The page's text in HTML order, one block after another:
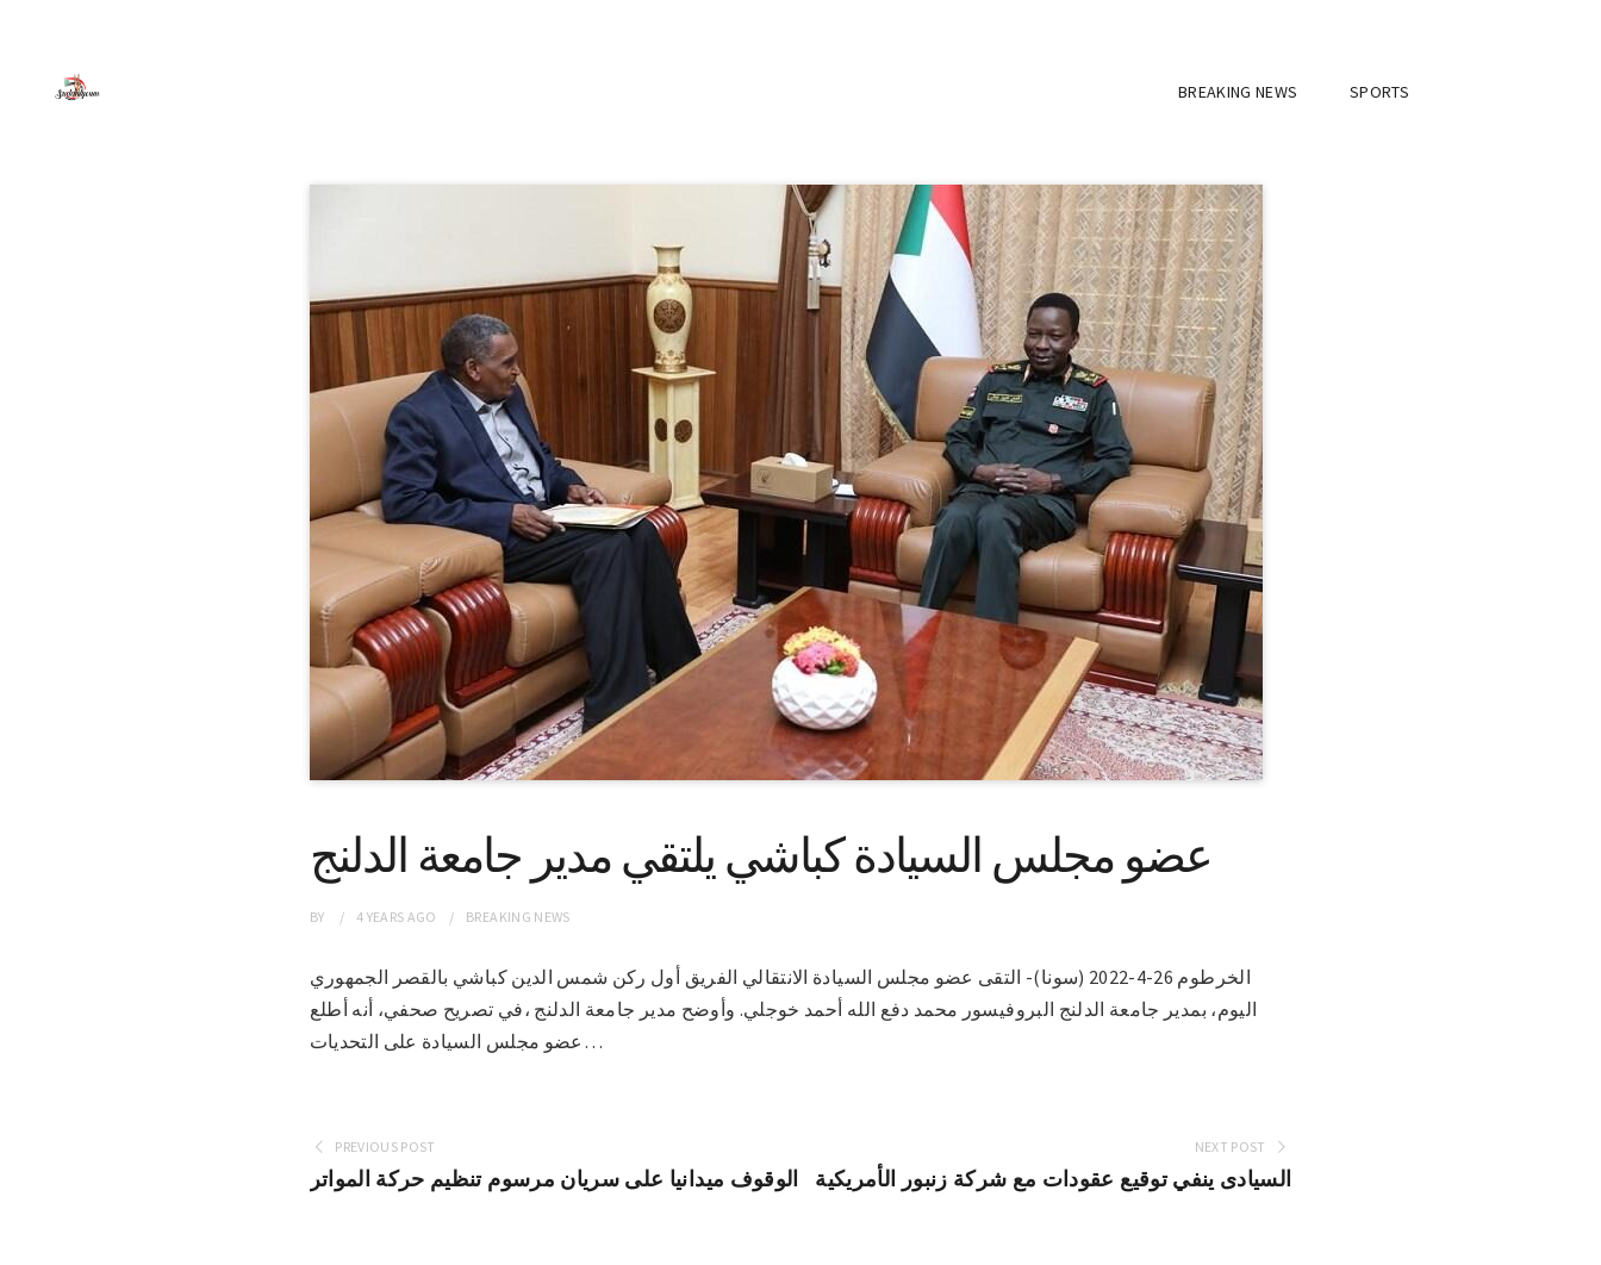
BREAKING NEWS SPORTS
عضو مجلس السيادة كباشي يلتقي مدير جامعة الدلنج
BY 4 YEARS AGO BREAKING NEWS
الخرطوم 26-4-2022 (سونا)- التقى عضو مجلس السيادة الانتقالي الفريق أول ركن شمس الدين كباشي بالقصر الجمهوري
اليوم، بمدير جامعة الدلنج البروفيسور محمد دفع الله أحمد خوجلي. وأوضح مدير جامعة الدلنج ،في تصريح صحفي، أنه أطلع
عضو مجلس السيادة على التحديات…
PREVIOUS POST
الوقوف ميدانيا على سريان مرسوم تنظيم حركة المواتر
NEXT POST
السيادى ينفي توقيع عقودات مع شركة زنبور الأمريكية